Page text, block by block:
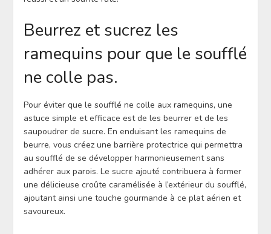
Beurrez et sucrez les
ramequins pour que le soufflé
ne colle pas.
Pour éviter que le soufflé ne colle aux ramequins, une
astuce simple et efficace est de les beurrer et de les
saupoudrer de sucre. En enduisant les ramequins de
beurre, vous créez une barrière protectrice qui permettra
au soufflé de se développer harmonieusement sans
adhérer aux parois. Le sucre ajouté contribuera à former
une délicieuse croûte caramélisée à l’extérieur du soufflé,
ajoutant ainsi une touche gourmande à ce plat aérien et
savoureux.